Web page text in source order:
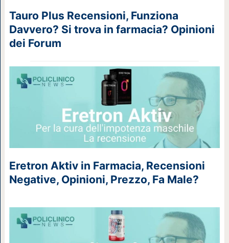
Tauro Plus Recensioni, Funziona
Davvero? Si trova in farmacia? Opinioni
dei Forum
Eretron Aktiv in Farmacia, Recensioni
Negative, Opinioni, Prezzo, Fa Male?